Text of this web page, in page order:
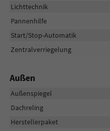
Lichttechnik
Pannenhilfe
Start/Stop-Automatik
Zentralverriegelung
Außen
Außenspiegel
Dachreling
Herstellerpaket